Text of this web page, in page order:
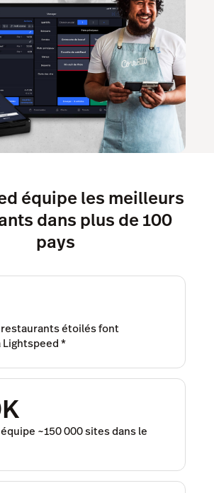
équipe les meilleurs
dans plus de 100
pays
restaurants étoilés font
*
~150 000 sites dans le